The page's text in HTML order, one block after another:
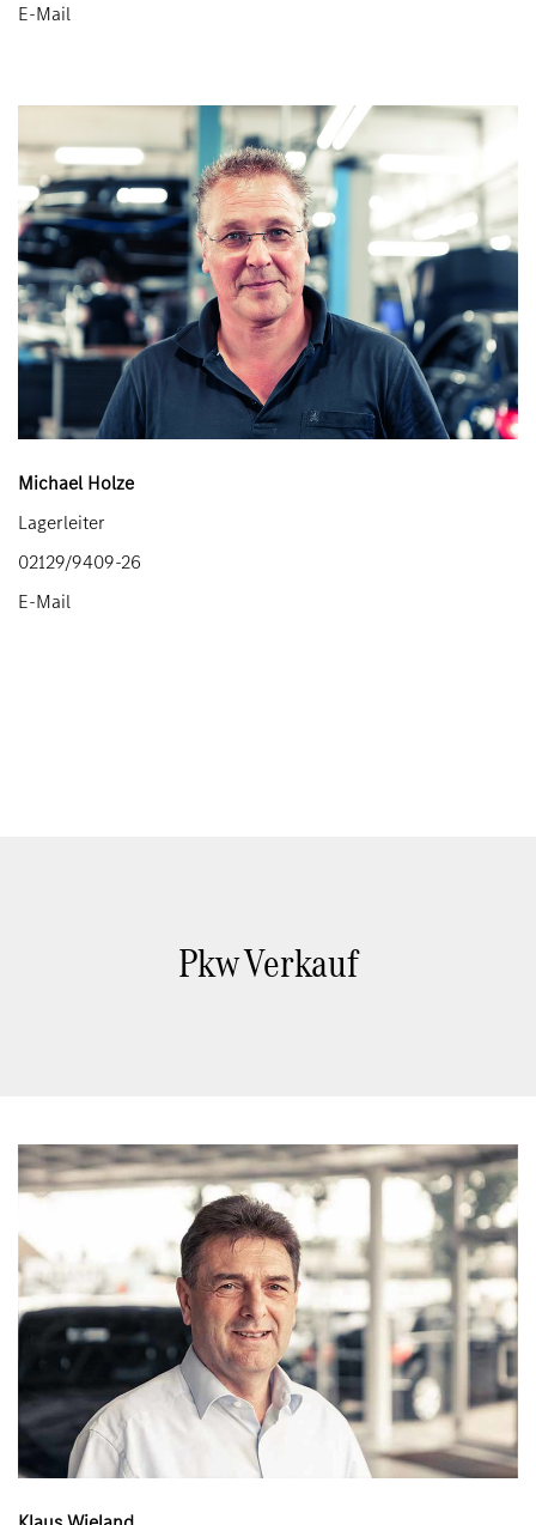
E-Mail
Michael Holze
Lagerleiter
02129/9409-26
E-Mail
Pkw Verkauf